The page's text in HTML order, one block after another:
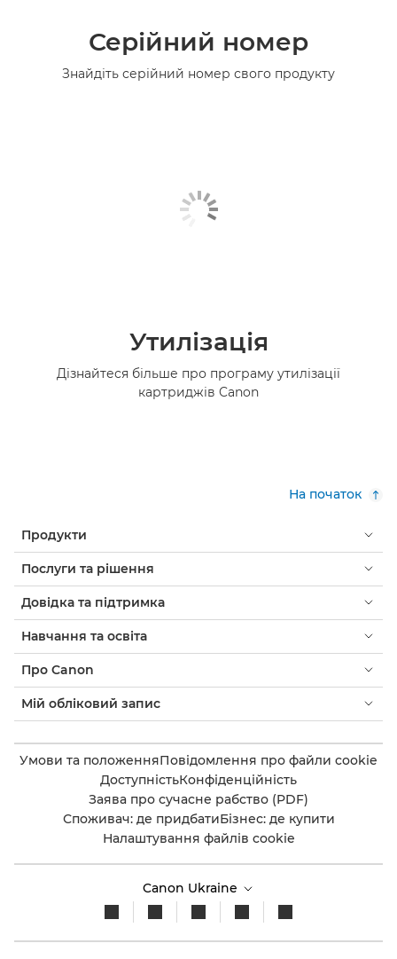
Серійний номер
Знайдіть серійний номер свого продукту
Утилізація
Дізнайтеся більше про програму утилізації
картриджів Canon
На початок
Продукти
Послуги та рішення
Довідка та підтримка
Навчання та освіта
Про Canon
Мій обліковий запис
Умови та положенняПовідомлення про файли cookie
ДоступністьКонфіденційність
Заява про сучасне рабство (PDF)
Споживач: де придбатиБізнес: де купити
Налаштування файлів cookie
Canon Ukraine